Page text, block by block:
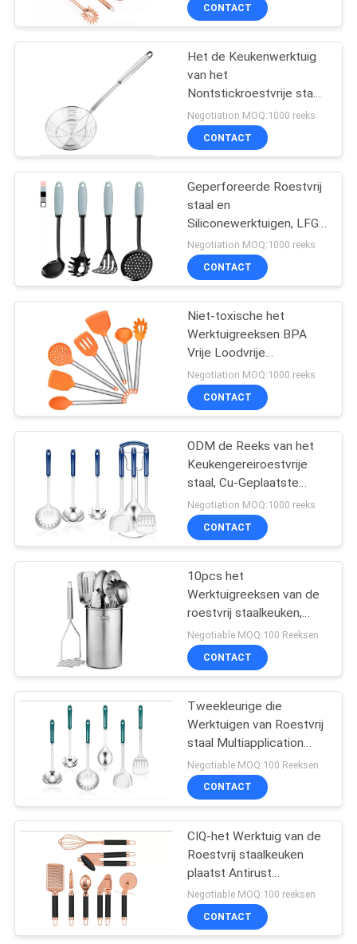
CONTACTEER
ONS
CITAAT
staalkeuken
De houten Reeks
van het
Keukenwerktuig
De nylon Reeksen
van het
Keukenwerktuig
11
De Vormen van het
siliconebaksel
14
De Reeks van het
BARBECUEwerktuig
15
De Hulpmiddelen
van het
keukengadget
CONTACT
Het de Keukenwerktuig
van het
Nontstickroestvrije staal
plaatst Goedgekeurd
FDA Zonder residu
Negotiation MOQ:1000 reeks
CONTACT
Geperforeerde Roestvrij
staal en
Siliconewerktuigen, LFGB
de Reeks van het 4
Stukwerktuig
Negotiation MOQ:1000 reeks
CONTACT
Niet-toxische het
Werktuigreeksen BPA
Vrije Loodvrije
Scratchproof van de
Roestvrij staalkeuken
Negotiation MOQ:1000 reeks
CONTACT
ODM de Reeks van het
Keukengereiroestvrije
staal, Cu-Geplaatste
Keuken Kokende
Werktuigen
Negotiation MOQ:1000 reeks
CONTACT
10pcs het
Werktuigreeksen van de
roestvrij staalkeuken,
Spatel voor Nonstick
Cookware wordt
geplaatst die
Negotiable MOQ:100 Reeksen
CONTACT
Tweekleurige die
Werktuigen van Roestvrij
staal Multiapplication
Heatproof worden
gemaakt
Negotiable MOQ:100 Reeksen
CONTACT
CIQ-het Werktuig van de
Roestvrij staalkeuken
plaatst Antirust
Antibacteriële
Antideformation
Negotiable MOQ:100 reeksen
CONTACT